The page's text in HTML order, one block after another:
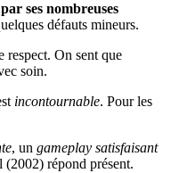
ses nombreuses
défauts mineurs.
On sent que
soin.
incontournable. Pour les
, un gameplay satisfaisant
(2002) répond présent.